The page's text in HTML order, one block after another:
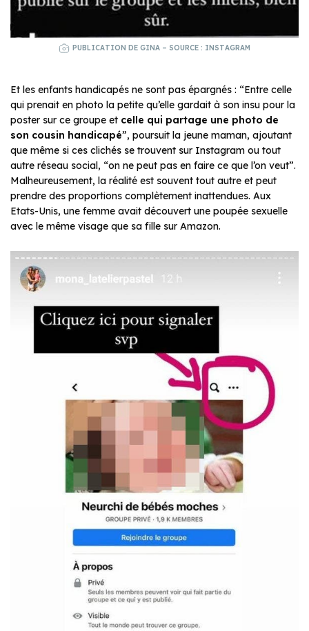
PUBLICATION DE GINA – SOURCE : INSTAGRAM
Et les enfants handicapés ne sont pas épargnés : “Entre celle
qui prenait en photo la petite qu’elle gardait à son insu pour la
poster sur ce groupe et celle qui partage une photo de
son cousin handicapé”, poursuit la jeune maman, ajoutant
que même si ces clichés se trouvent sur Instagram ou tout
autre réseau social, “on ne peut pas en faire ce que l’on veut”.
Malheureusement, la réalité est souvent tout autre et peut
prendre des proportions complètement inattendues. Aux
Etats-Unis, une femme avait découvert une poupée sexuelle
avec le même visage que sa fille sur Amazon.